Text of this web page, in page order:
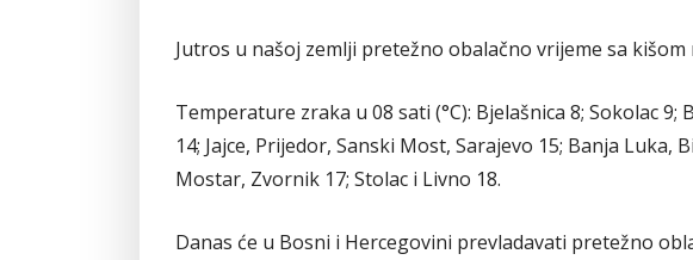
Jutros u našoj zemlji pretežno obalačno vrijeme sa kišom
Temperature zraka u 08 sati (°C): Bjelašnica 8; Sokolac 9;
14; Jajce, Prijedor, Sanski Most, Sarajevo 15; Banja Luka,
Mostar, Zvornik 17; Stolac i Livno 18.
Danas će u Bosni i Hercegovini prevladavati pretežno